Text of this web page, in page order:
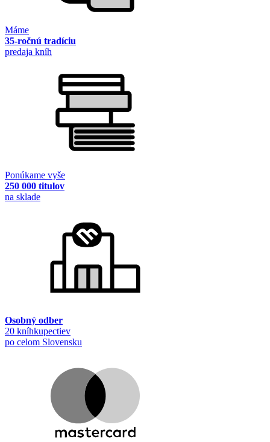
Máme
35-ročnú tradíciu
predaja kníh
Ponúkame vyše
250 000 titulov
na sklade
Osobný odber
20 kníhkupectiev
po celom Slovensku